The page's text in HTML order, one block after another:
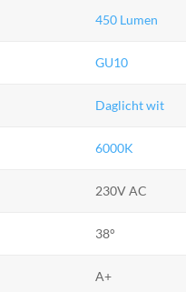
450 Lumen
GU10
Daglicht wit
6000K
230V AC
38°
A+